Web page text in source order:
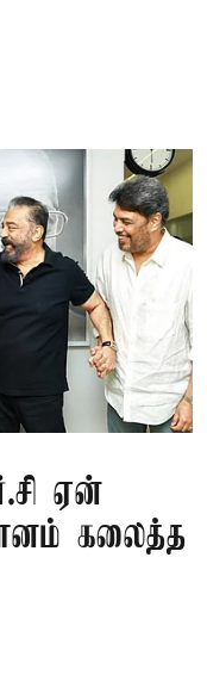
ஏன்
கலைத்த